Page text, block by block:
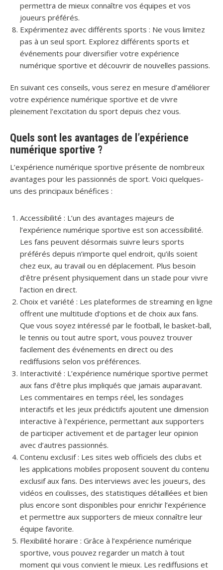
permettra de mieux connaître vos équipes et vos
joueurs préférés.
Expérimentez avec différents sports : Ne vous limitez
pas à un seul sport. Explorez différents sports et
événements pour diversifier votre expérience
numérique sportive et découvrir de nouvelles passions.
En suivant ces conseils, vous serez en mesure d’améliorer
votre expérience numérique sportive et de vivre
pleinement l’excitation du sport depuis chez vous.
Quels sont les avantages de l’expérience
numérique sportive ?
L’expérience numérique sportive présente de nombreux
avantages pour les passionnés de sport. Voici quelques-
uns des principaux bénéfices :
Accessibilité : L’un des avantages majeurs de
l’expérience numérique sportive est son accessibilité.
Les fans peuvent désormais suivre leurs sports
préférés depuis n’importe quel endroit, qu’ils soient
chez eux, au travail ou en déplacement. Plus besoin
d’être présent physiquement dans un stade pour vivre
l’action en direct.
Choix et variété : Les plateformes de streaming en ligne
offrent une multitude d’options et de choix aux fans.
Que vous soyez intéressé par le football, le basket-ball,
le tennis ou tout autre sport, vous pouvez trouver
facilement des événements en direct ou des
rediffusions selon vos préférences.
Interactivité : L’expérience numérique sportive permet
aux fans d’être plus impliqués que jamais auparavant.
Les commentaires en temps réel, les sondages
interactifs et les jeux prédictifs ajoutent une dimension
interactive à l’expérience, permettant aux supporters
de participer activement et de partager leur opinion
avec d’autres passionnés.
Contenu exclusif : Les sites web officiels des clubs et
les applications mobiles proposent souvent du contenu
exclusif aux fans. Des interviews avec les joueurs, des
vidéos en coulisses, des statistiques détaillées et bien
plus encore sont disponibles pour enrichir l’expérience
et permettre aux supporters de mieux connaître leur
équipe favorite.
Flexibilité horaire : Grâce à l’expérience numérique
sportive, vous pouvez regarder un match à tout
moment qui vous convient le mieux. Les rediffusions et